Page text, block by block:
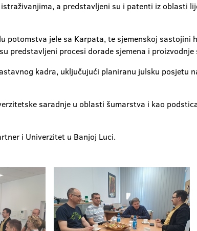
a predstavljeni su i patenti iz oblasti
potomstva jele sa Karpata, te sjemenskoj sastojini
predstavljeni procesi dorade sjemena i
kadra, uključujući planiranu julsku posjetu
saradnje u oblasti šumarstva i kao
i Univerzitet u Banjoj Luci.